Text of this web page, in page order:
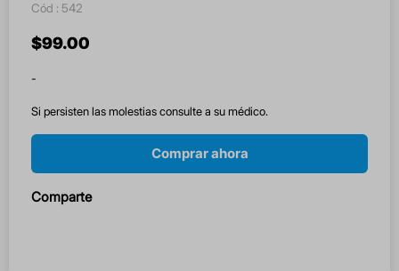
: 542
$99.00
-
Si persisten las molestias consulte a su médico.
Comprar ahora
Comparte